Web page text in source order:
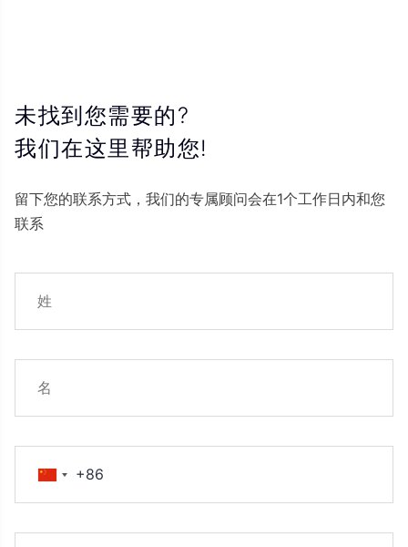
未找到您需要的?
我们在这里帮助您!
留下您的联系方式，我们的专属顾问会在1个工作日内和您
联系